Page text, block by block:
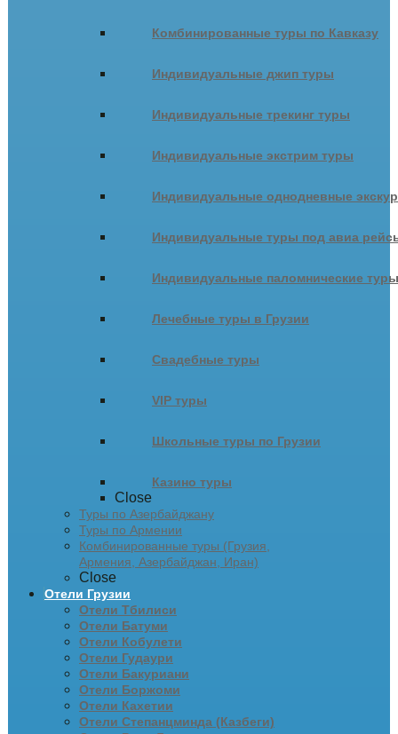
Комбинированные туры по Кавказу
Индивидуальные джип туры
Индивидуальные трекинг туры
Индивидуальные экстрим туры
Индивидуальные однодневные
Индивидуальные туры под авиа
Индивидуальные паломнические туры
Лечебные туры в Грузии
Свадебные туры
VIP туры
Школьные туры по Грузии
Казино туры
Close
Туры по Азербайджану
Туры по Армении
Комбинированные туры (Грузия,
Армения, Азербайджан, Иран)
Close
Отели Грузии
Отели Тбилиси
Отели Батуми
Отели Кобулети
Отели Гудаури
Отели Бакуриани
Отели Боржоми
Отели Кахетии
Отели Степанцминда (Казбеги)